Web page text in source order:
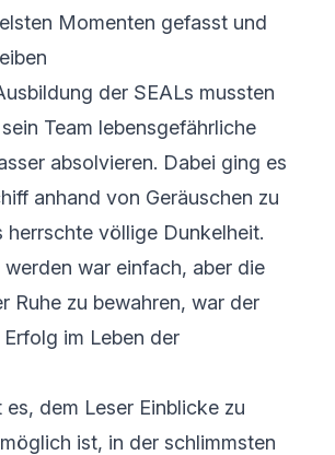
Momenten gefasst und
der SEALs mussten
Team lebensgefährliche
absolvieren. Dabei ging es
anhand von Geräuschen zu
herrschte völlige Dunkelheit.
war einfach, aber die
Ruhe zu bewahren, war der
im Leben der
dem Leser Einblicke zu
ist, in der schlimmsten